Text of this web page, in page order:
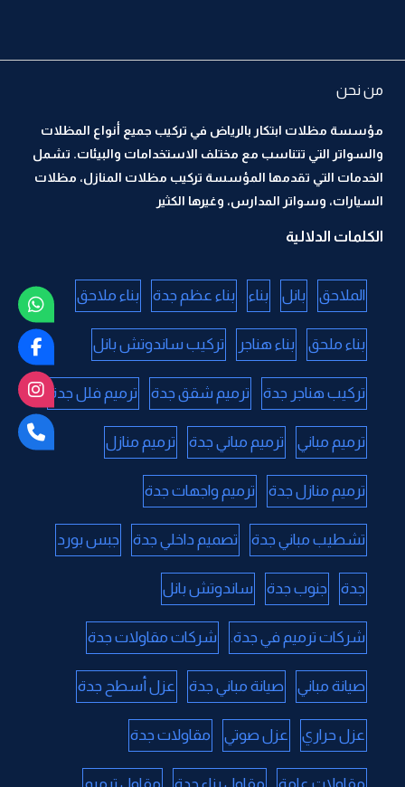
من نحن
مؤسسة مظلات ابتكار بالرياض في تركيب جميع أنواع المظلات
والسواتر التي تتناسب مع مختلف الاستخدامات والبيئات. تشمل
الخدمات التي تقدمها المؤسسة تركيب مظلات المنازل، مظلات
السيارات، وسواتر المدارس، وغيرها الكثير
الكلمات الدلالية
الملاحق بانل بناء بناء عظم جدة بناء ملاحق
بناء ملحق بناء هناجر تركيب ساندوتش بانل
تركيب هناجر جدة ترميم شقق جدة ترميم فلل جدة
ترميم مباني ترميم مباني جدة ترميم منازل
ترميم منازل جدة ترميم واجهات جدة
تشطيب مباني جدة تصميم داخلي جدة جبس بورد
جدة جنوب جدة ساندوتش بانل
شركات ترميم في جدة. شركات مقاولات جدة
صيانة مباني صيانة مباني جدة عزل أسطح جدة
عزل حراري عزل صوتي مقاولات جدة